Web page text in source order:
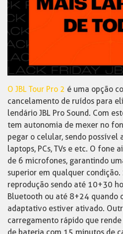
O JBL Tour Pro 2 é uma opção
cancelamento de ruídos para
lendário JBL Pro Sound. Com
tem autonomia de mexer no
pegar o celular, sendo possível
laptops, PCs, TVs e etc. O fone
de 6 microfones, garantindo
superior em qualquer
reprodução sendo até 10+30
Bluetooth ou até 8+24 quando
adaptativo estiver ativado.
carregamento rápido que